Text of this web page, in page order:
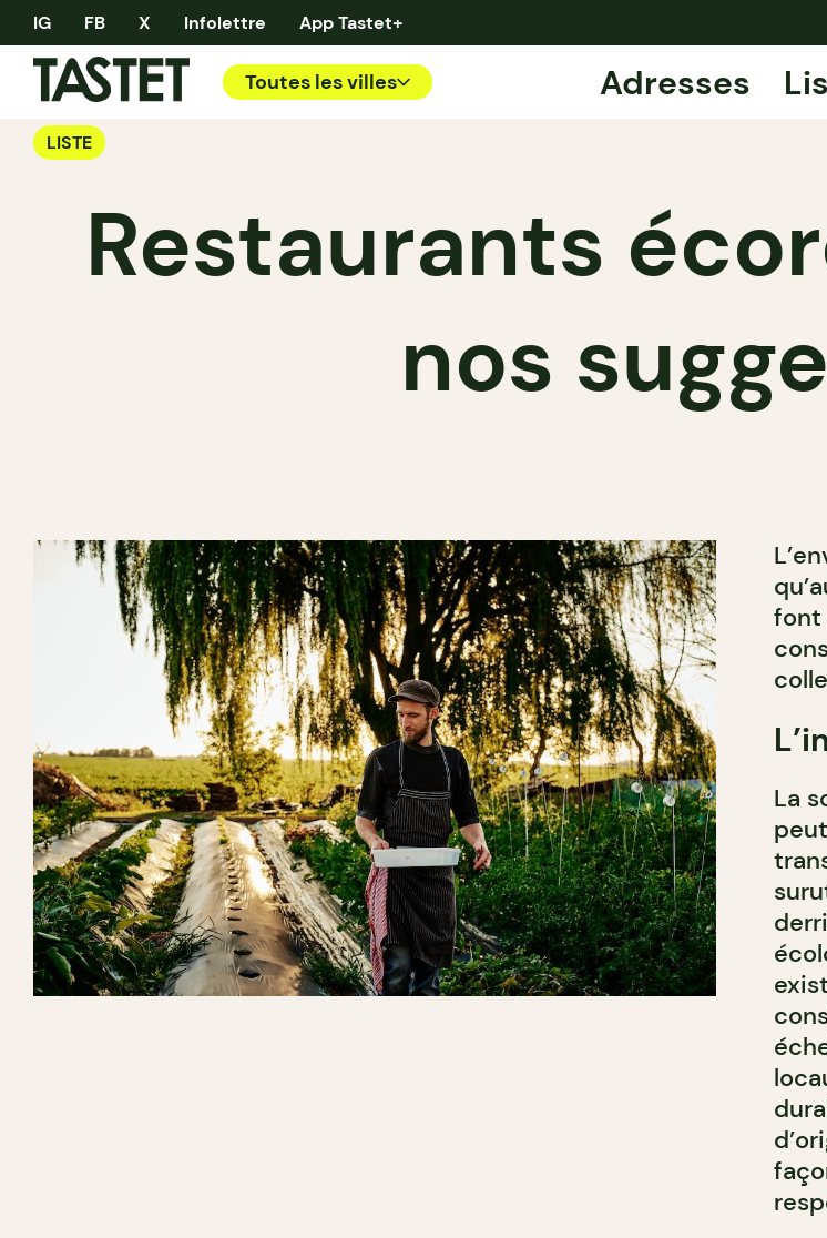
IG FB X Infolettre App Tastet+
Toutes les villes Adresses
LISTE
Restaurants
nos
font
La